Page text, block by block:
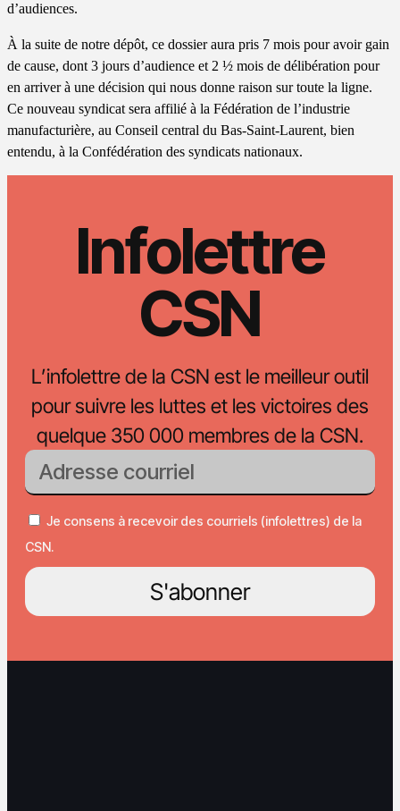
d’audiences.
À la suite de notre dépôt, ce dossier aura pris 7 mois pour avoir gain
de cause, dont 3 jours d’audience et 2 ½ mois de délibération pour
en arriver à une décision qui nous donne raison sur toute la ligne.
Ce nouveau syndicat sera affilié à la Fédération de l’industrie
manufacturière, au Conseil central du Bas-Saint-Laurent, bien
entendu, à la Confédération des syndicats nationaux.
Infolettre
CSN
L’infolettre de la CSN est le meilleur outil
pour suivre les luttes et les victoires des
quelque 350 000 membres de la CSN.
Je consens à recevoir des courriels (infolettres) de la
CSN.
S'abonner